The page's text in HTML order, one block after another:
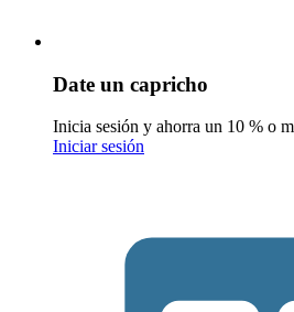
Date un capricho
Inicia sesión y ahorra un 10 % o
Iniciar sesión